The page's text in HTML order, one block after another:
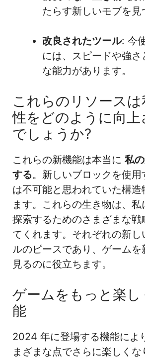
たらす新しいモブを見
改良されたツール: 今
には、スピードや強さ
な能力があります。
これらのリソースは
性をどのように向上
でしょうか?
これらの新機能は本当に 私
する。新しいブロックを使
は不可能と思われていた構造
ます。これらの生き物は、私
探索するためのさまざまな戦
てくれます。それぞれの新
ルのピースであり、ゲーム
見るのに役立ちます。
ゲームをもっと楽し
能
2024 年に登場する機能によ
まざまな点でさらに楽しく